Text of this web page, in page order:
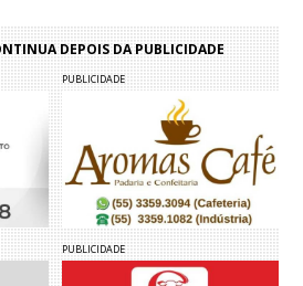
DEPOIS DA PUBLICIDADE
PUBLICIDADE
PUBLICIDADE